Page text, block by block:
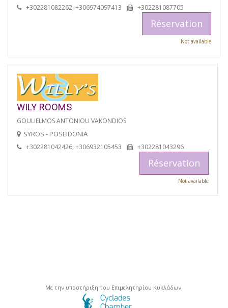
+302281082262, +306974097413 +302281087705
Réservation
Not available
WILY ROOMS
GOULIELMOS ANTONIOU VAKONDIOS
SYROS - POSEIDONIA
+302281042426, +306932105453 +302281043296
Réservation
Not available
Με την υποστήριξη του Επιμελητηρίου Κυκλάδων.